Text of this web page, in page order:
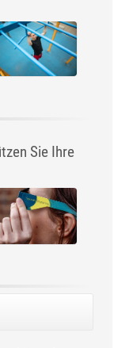
Sie Ihre